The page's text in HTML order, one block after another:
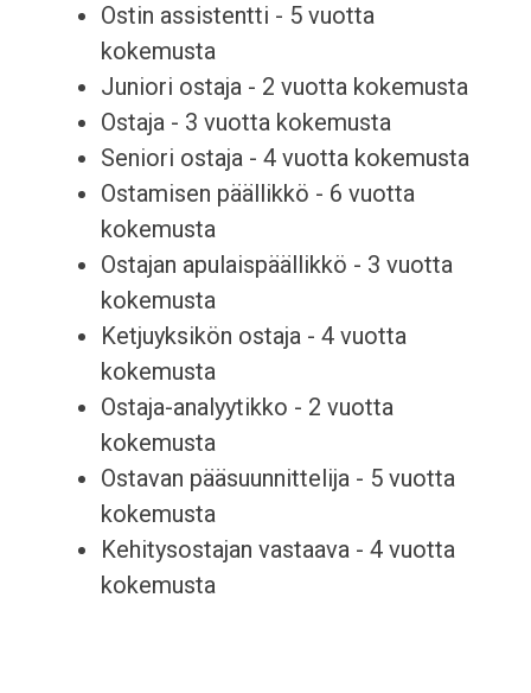
Ostin assistentti - 5 vuotta
kokemusta
Juniori ostaja - 2 vuotta kokemusta
Ostaja - 3 vuotta kokemusta
Seniori ostaja - 4 vuotta kokemusta
Ostamisen päällikkö - 6 vuotta
kokemusta
Ostajan apulaispäällikkö - 3 vuotta
kokemusta
Ketjuyksikön ostaja - 4 vuotta
kokemusta
Ostaja-analyytikko - 2 vuotta
kokemusta
Ostavan pääsuunnittelija - 5 vuotta
kokemusta
Kehitysostajan vastaava - 4 vuotta
kokemusta